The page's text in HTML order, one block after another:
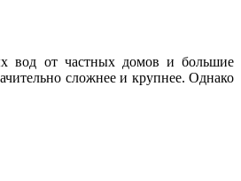
вод от частных домов и большие
сложнее и крупнее. Однако